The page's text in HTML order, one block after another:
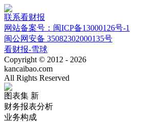
联系看财报
网站备案号：闽ICP备13000126号-1
闽公网安备 35082302000135号
看财报-雪球
Copyright © 2012 - 2026
kancaibao.com
All Rights Reserved
图表集 新
财务报表分析
业务构成